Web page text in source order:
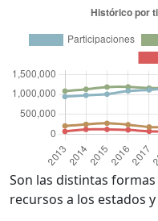
Son las distintas
recursos a los estados